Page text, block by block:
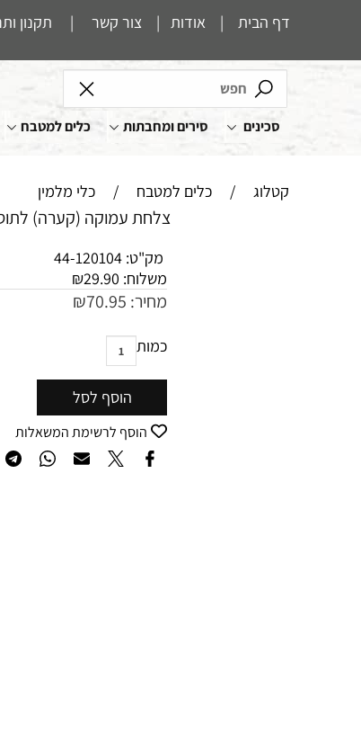
דף הבית | אודות | צור קשר | תקנון
סכינים סירים ומחבתות כלים למטבח
קטלוג / כלים למטבח / כלי מלמין
צלחת עמוקה (קערה) לתוספות/סלט 25 ס"מ גובה 6
מק"ט: 44-120104
משלוח:
₪29.90
מחיר: ₪70.95
כמות
הוסף לסל
הוסף לרשימת המשאלות